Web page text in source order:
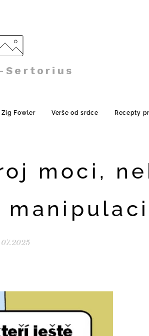
Sertorius
Zig Fowler Verše od srdce Recepty
moci,